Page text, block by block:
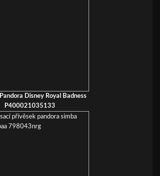
Disney Royal Badness
P400021035133